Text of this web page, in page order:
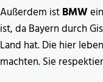
Außerdem istBMW
ist, da Bayern durch
Land hat. Die hier
machten. Sie